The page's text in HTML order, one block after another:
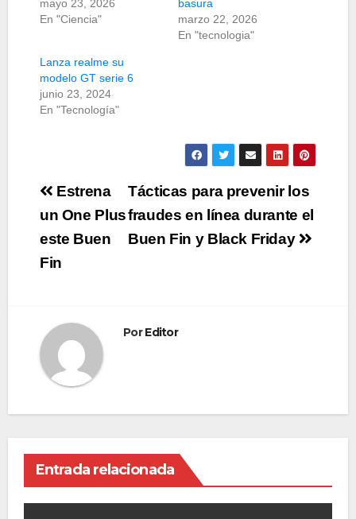
mayo 23, 2026
En "Ciencia"
basura
marzo 22, 2026
En "tecnologia"
Lanza realme su
modelo GT serie 6
junio 23, 2024
En "Tecnología"
Navegación
de
entradas
Tácticas para prevenir los
fraudes en línea durante el
Buen Fin y Black Friday
Estrena
un One Plus
este Buen
Fin
PorEditor
Entrada relacionada